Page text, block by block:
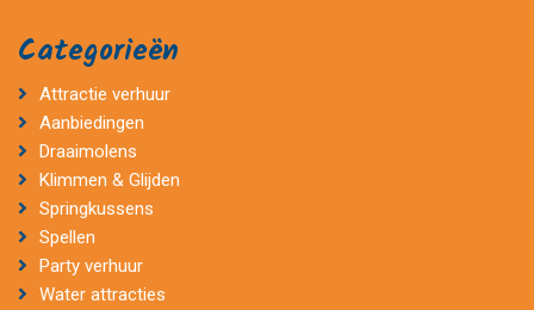
Categorieën
Attractie verhuur
Aanbiedingen
Draaimolens
Klimmen & Glijden
Springkussens
Spellen
Party verhuur
Water attracties